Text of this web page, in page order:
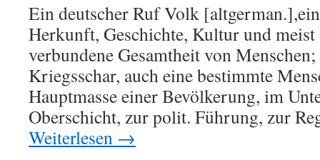
Ein deutscher Ruf Volk
Herkunft, Geschichte, Kultur und meist
verbundene Gesamtheit von
Kriegsschar, auch eine bestimmte
Hauptmasse einer Bevölkerung, im
Oberschicht, zur polit. Führung, zur
Weiterlesen →